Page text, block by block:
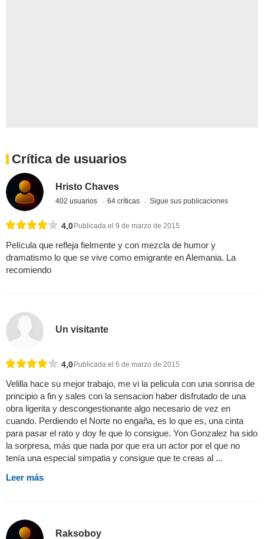
Crítica de usuarios
Hristo Chaves
402 usuarios 64 críticas Sigue sus publicaciones
4,0Publicada el 9 de marzo de 2015
Película que refleja fielmente y con mezcla de humor y
dramatismo lo que se vive como emigrante en Alemania. La
recomiendo
Un visitante
4,0 Publicada el 6 de marzo de 2015
Velilla hace su mejor trabajo, me vi la pelicula con una sonrisa de
principio a fin y sales con la sensacion haber disfrutado de una
obra ligerita y descongestionante algo necesario de vez en
cuando. Perdiendo el Norte no engaña, es lo que es, una cinta
para pasar el rato y doy fe que lo consigue. Yon Gonzalez ha sido
la sorpresa, más que nada por que era un actor por el que no
tenía una especial simpatia y consigue que te creas al ...
Leer más
Raksoboy